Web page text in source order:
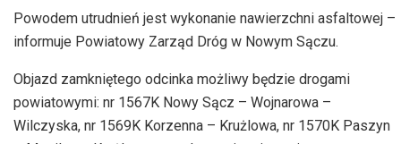
Powodem utrudnień jest wykonanie nawierzchni asfaltowej –
informuje Powiatowy Zarząd Dróg w Nowym Sączu.
Objazd zamkniętego odcinka możliwy będzie drogami
powiatowymi: nr 1567K Nowy Sącz – Wojnarowa –
Wilczyska, nr 1569K Korzenna – Krużlowa, nr 1570K Paszyn